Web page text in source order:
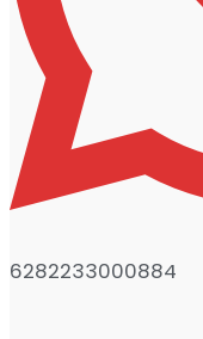
6282233000884